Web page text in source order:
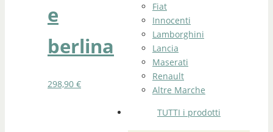
e
berlina
298,90 €
Fiat
Innocenti
Lamborghini
Lancia
Maserati
Renault
Altre Marche
TUTTI i prodotti